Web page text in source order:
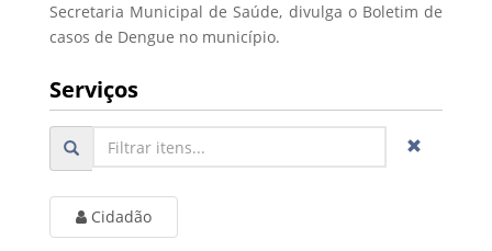
Secretaria Municipal de Saúde, divulga o Boletim de
casos de Dengue no município.
Serviços
Cidadão